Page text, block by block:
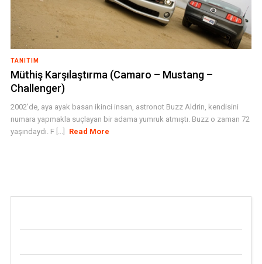
TANITIM
Müthiş Karşılaştırma (Camaro – Mustang –
Challenger)
2002'de, aya ayak basan ikinci insan, astronot Buzz Aldrin, kendisini
numara yapmakla suçlayan bir adama yumruk atmıştı. Buzz o zaman 72
yaşındaydı. F [...]
Read More